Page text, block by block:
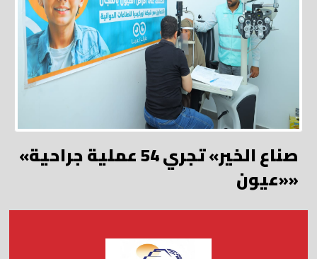
«صناع الخير» تجري 54 عملية جراحية
«عيون»